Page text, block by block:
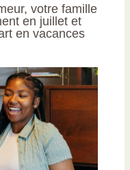
votre famille
en juillet et
en vacances